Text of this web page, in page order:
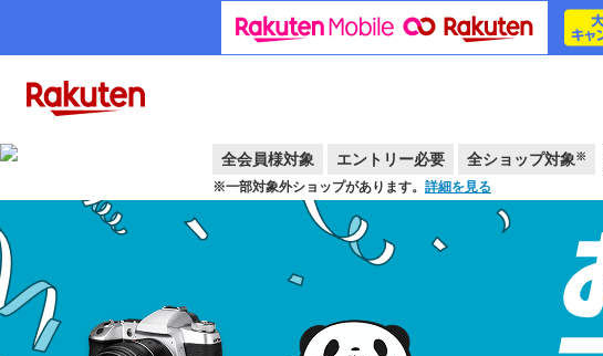
全会員様対象 エントリー必要 全ショップ対象※
※一部対象外ショップがあります。 詳細を見る